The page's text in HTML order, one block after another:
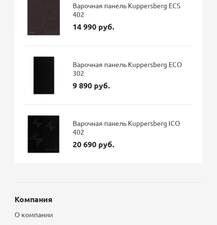
Варочная панель Kuppersberg ECS
402
14 990 руб.
Варочная панель Kuppersberg ECO
302
9 890 руб.
Варочная панель Kuppersberg ICO
402
20 690 руб.
Компания
О компании